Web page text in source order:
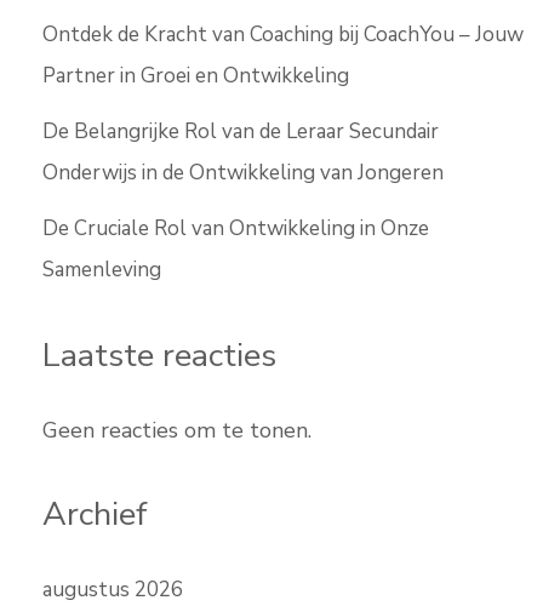
Ontdek de Kracht van Coaching bij CoachYou – Jouw
Partner in Groei en Ontwikkeling
De Belangrijke Rol van de Leraar Secundair
Onderwijs in de Ontwikkeling van Jongeren
De Cruciale Rol van Ontwikkeling in Onze
Samenleving
Laatste reacties
Geen reacties om te tonen.
Archief
augustus 2026